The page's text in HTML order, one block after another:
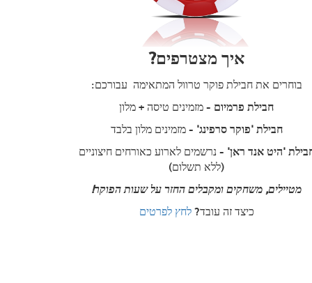
איך מצטרפים?
בוחרים את חבילת פוקר טרוול המתאימה עבורכם:
חבילת פרמיום - מזמינים טיסה + מלון
חבילת 'פוקר סרפינג' - מזמינים מלון בלבד
'היט אנד ראן' - נרשמים לארוע כאורחים חיצוניים
(ללא תשלום)
מטיילים, משחקים ומקבלים החזר על שעות הפוקר!
כיצד זה עובד?לחץ לפרטים